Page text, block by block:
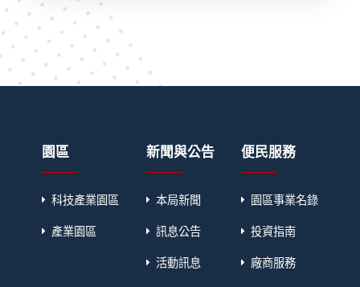
園區
科技產業園區
產業園區
新聞與公告
本局新聞
訊息公告
活動訊息
便民服務
園區事業名錄
投資指南
廠商服務